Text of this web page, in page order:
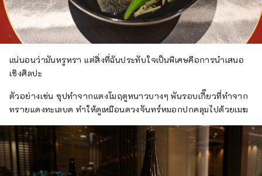
แน่นอนว่ามันหรูหรา แต่สิ่งที่ฉันประทับใจเป็นพิเศษคือการนำเสนอ
เชิงศิลปะ
ตัวอย่างเช่น ซุปทำจากแตงโมฤดูหนาวบางๆ พันรอบเกี๊ยวที่ทำจาก
ทรายแดงทะเลบด ทำให้ดูเหมือนดวงจันทร์หมอกปกคลุมไปด้วยเมฆ